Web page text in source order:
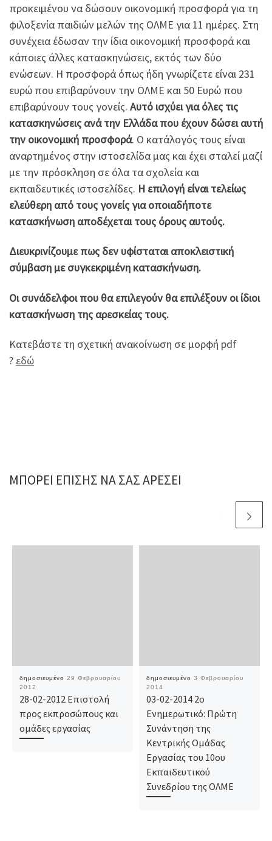
προκειμένου να δώσουν οικονομική προσφορά για τη
φιλοξενία παιδιών μελών της ΟΛΜΕ για 11 ημέρες. Στη
συνέχεια έδωσαν την ίδια οικονομική προσφορά και
κάποιες άλλες κατασκηνώσεις, εκτός των δύο
ενώσεων. Η προσφορά όπως ήδη γνωρίζετε είναι 231
ευρώ που επιβαρύνουν την ΟΛΜΕ και 50 Ευρώ που
επιβαρύνουν τους γονείς. Αυτό ισχύει για όλες τις
κατασκηνώσεις ανά την Ελλάδα που έχουν δώσει αυτή
την οικονομική προσφορά. Ο κατάλογός τους είναι
αναρτημένος στην ιστοσελίδα μας και έχει σταλεί μαζί
με την πρόσκληση σε όλα τα σχολεία και
εκπαιδευτικές ιστοσελίδες. Η επιλογή είναι τελείως
ελεύθερη από τους γονείς για οποιαδήποτε
κατασκήνωση αποδέχεται τους όρους αυτούς.
Διευκρινίζουμε πως δεν υφίσταται αποκλειστική
σύμβαση με συγκεκριμένη κατασκήνωση.
Οι συνάδελφοι που θα επιλεγούν θα επιλέξουν οι ίδιοι
κατασκήνωση της αρεσκείας τους.
Κατεβάστε τη σχετική ανακοίνωση σε μορφή pdf
? εδώ
ΜΠΟΡΕΊ ΕΠΊΣΗΣ ΝΑ ΣΑΣ ΑΡΈΣΕΙ
δημοσιευμένο 29 Φεβρουαρίου
2012
28-02-2012 Επιστολή
προς εκπροσώπους και
ομάδες εργασίας
δημοσιευμένο 3 Φεβρουαρίου
2014
03-02-2014 2ο
Ενημερωτικό: Πρώτη
Συνάντηση της
Κεντρικής Ομάδας
Εργασίας του 10ου
Εκπαιδευτικού
Συνεδρίου της ΟΛΜΕ